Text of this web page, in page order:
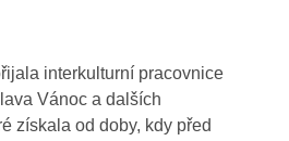
interkulturní pracovnice
Vánoc a dalších
získala od doby, kdy před